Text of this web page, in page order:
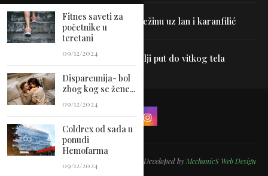
Uništite parazite i normalizujte težinu uz lan i karanfilić
Dr Hajder: Akupunktura je najbolji put do vitkog tela
@2024 - All Right Reserved. Designed and Developed by MechanicS Web Design
Fitnes saveti za
početnike u
teretani
09/12/2024
Dispareunija- bol
zbog kog se žene...
09/12/2024
Coldrex od sada u
ponudi
Hemofarma
09/12/2024